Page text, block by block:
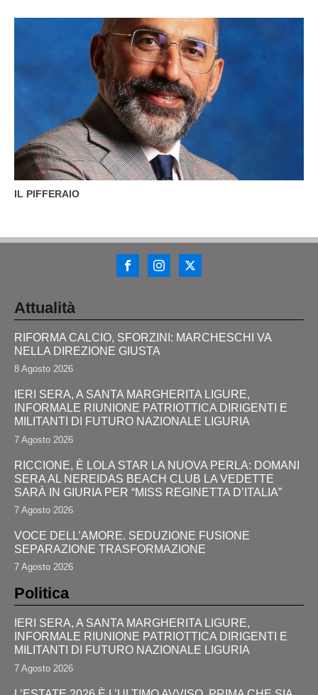
IL PIFFERAIO
Attualità
RIFORMA CALCIO, SFORZINI: MARCHESCHI VA
NELLA DIREZIONE GIUSTA
8 Agosto 2026
IERI SERA, A SANTA MARGHERITA LIGURE,
INFORMALE RIUNIONE PATRIOTTICA DIRIGENTI E
MILITANTI DI FUTURO NAZIONALE LIGURIA
7 Agosto 2026
RICCIONE, È LOLA STAR LA NUOVA PERLA: DOMANI
SERA AL NEREIDAS BEACH CLUB LA VEDETTE
SARÀ IN GIURIA PER “MISS REGINETTA D’ITALIA”
7 Agosto 2026
VOCE DELL’AMORE. SEDUZIONE FUSIONE
SEPARAZIONE TRASFORMAZIONE
7 Agosto 2026
Politica
IERI SERA, A SANTA MARGHERITA LIGURE,
INFORMALE RIUNIONE PATRIOTTICA DIRIGENTI E
MILITANTI DI FUTURO NAZIONALE LIGURIA
7 Agosto 2026